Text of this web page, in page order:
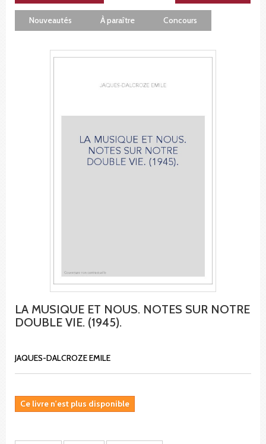
Nouveautés À paraître Concours
LA MUSIQUE ET NOUS. NOTES SUR NOTRE
DOUBLE VIE. (1945).
JAQUES-DALCROZE EMILE
Ce livre n'est plus disponible